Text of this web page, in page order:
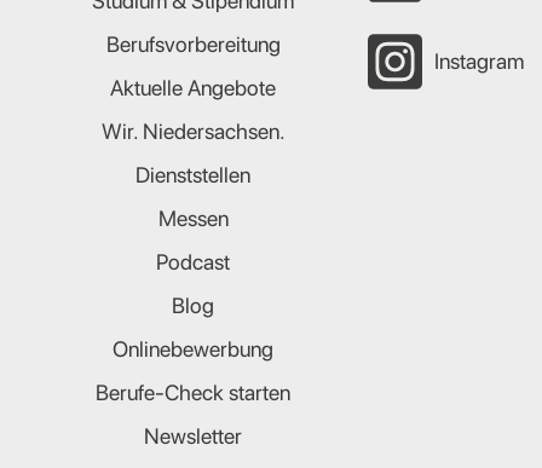
Berufsvorbereitung
Aktuelle Angebote
Wir. Niedersachsen.
Dienststellen
Messen
Podcast
Blog
Onlinebewerbung
Berufe-Check starten
Newsletter
Instagram